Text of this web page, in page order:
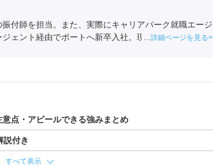
付師を担当。また、実際にキャリアパーク就職エージ
ェント経由でポートへ新卒入社。現在は関西の学生へ
詳細ページを見る
意点・アピールできる強みまとめ
説付き
すべて表示